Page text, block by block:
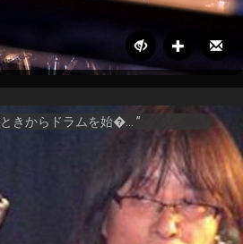
きからドラムを始�...